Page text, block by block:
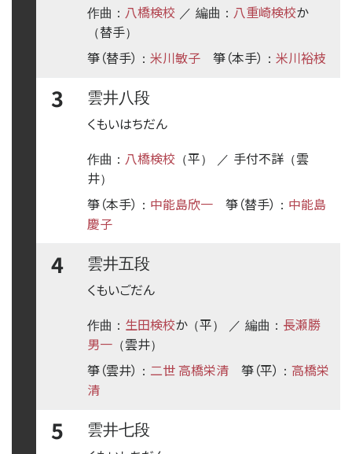
作曲： 八橋検校 ／ 編曲： 八重崎検校か
（替手）
箏（替手） ： 米川敏子 箏（本手） ： 米川裕枝
3
雲井八段
くもいはちだん
作曲： 八橋検校 （平） ／ 手付不詳 （雲
井）
箏（本手） ： 中能島欣一 箏（替手） ： 中能島
慶子
4
雲井五段
くもいごだん
作曲： 生田検校か（平） ／ 編曲： 長瀬勝
男一 （雲井）
箏（雲井） ： 二世 高橋栄清 箏（平） ： 高橋栄
清
5
雲井七段